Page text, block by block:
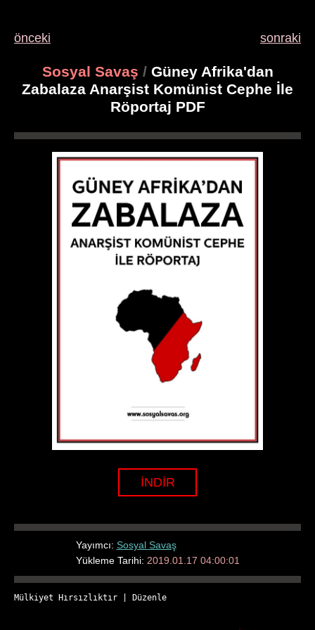
önceki sonraki
Sosyal Savaş /Güney Afrika'dan
Zabalaza Anarşist Komünist Cephe İle
Röportaj PDF
İNDİR
Yayımcı: Sosyal Savaş
Yükleme Tarihi: 2019.01.17 04:00:01
Mülkiyet Hırsızlıktır Düzenle